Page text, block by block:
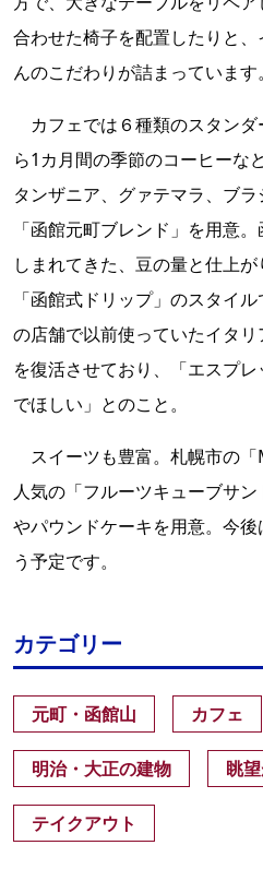
合わせた椅子を配置したりと
んのこだわりが詰まっています。
カフェでは６種類のスタン
ら1カ月間の季節のコーヒーな
タンザニア、グァテマラ、ブ
「函館元町ブレンド」を用意
しまれてきた、豆の量と仕上
「函館式ドリップ」のスタイ
の店舗で以前使っていたイタ
を復活させており、「エスプ
でほしい」とのこと。
スイーツも豊富。札幌市の
人気の「フルーツキューブサ
やパウンドケーキを用意。今
う予定です。
カテゴリー
元町・函館山 カフェ
明治・大正の建物 眺
テイクアウト